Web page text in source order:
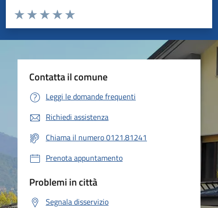
Valuta da 1 a 5 stelle la pagina
Valuta 5 stelle su 5
Valuta 4 stelle su 5
Valuta 3 stelle su 5
Valuta 2 stelle su 5
Valuta 1 stelle su 5
Contatta il comune
Leggi le domande frequenti
Richiedi assistenza
Chiama il numero 0121.81241
Prenota appuntamento
Problemi in città
Segnala disservizio